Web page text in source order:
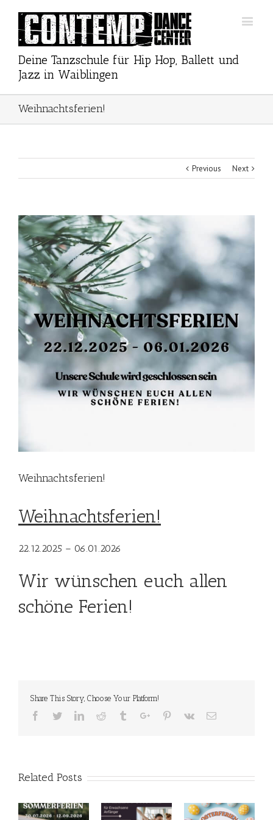
Deine Tanzschule für Hip Hop, Ballett und
Jazz in Waiblingen
Weihnachtsferien!
Previous Next
View
Larger
Image
Weihnachtsferien!
Weihnachtsferien!
22.12.2025 – 06.01.2026
Wir wünschen euch allen
schöne Ferien!
Share This Story, Choose Your Platform!
Facebook
TwitterLinkedinReddit TumblrGoogle+Pinterest
Vk Email
Related Posts